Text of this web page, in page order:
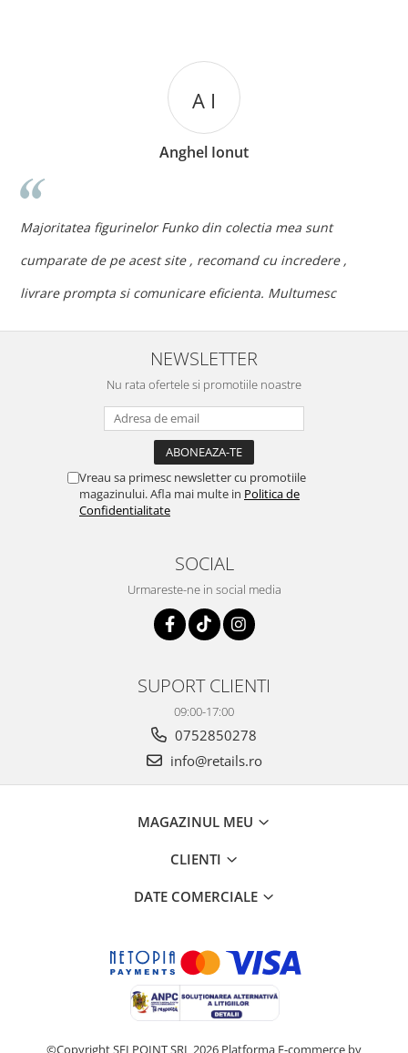
A I
Anghel Ionut
Majoritatea figurinelor Funko din colectia mea sunt
cumparate de pe acest site , recomand cu incredere ,
livrare prompta si comunicare eficienta. Multumesc
NEWSLETTER
Nu rata ofertele si promotiile noastre
Vreau sa primesc newsletter cu promotiile
magazinului. Afla mai multe in Politica de
Confidentialitate
SOCIAL
Urmareste-ne in social media
SUPORT CLIENTI
09:00-17:00
0752850278
info@retails.ro
MAGAZINUL MEU
CLIENTI
DATE COMERCIALE
©Copyright SELPOINT SRL 2026 Platforma E-commerce by